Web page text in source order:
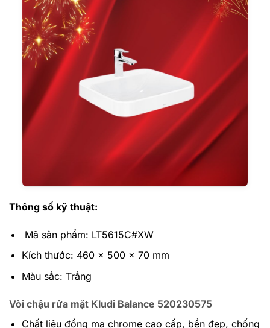
Thông số kỹ thuật:
Mã sản phẩm: LT5615C#XW
Kích thước: 460 x 500 x 70 mm
Màu sắc: Trắng
Vòi chậu rửa mặt Kludi Balance 520230575
Chất liệu đồng mạ chrome cao cấp, bền đẹp, chống